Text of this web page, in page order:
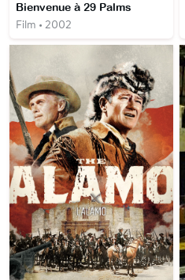
Bienvenue à 29 Palms
Film • 2002